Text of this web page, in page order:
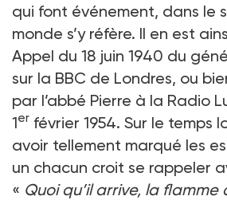
qui font événement, dans le
monde s’y réfère. Il en est
Appel du 18 juin 1940 du
sur la BBC de Londres, ou
par l’abbé Pierre à la Radio
1er février 1954. Sur le temps
avoir tellement marqué les
un chacun croit se rappeler
« Quoi qu’il arrive, la flamme